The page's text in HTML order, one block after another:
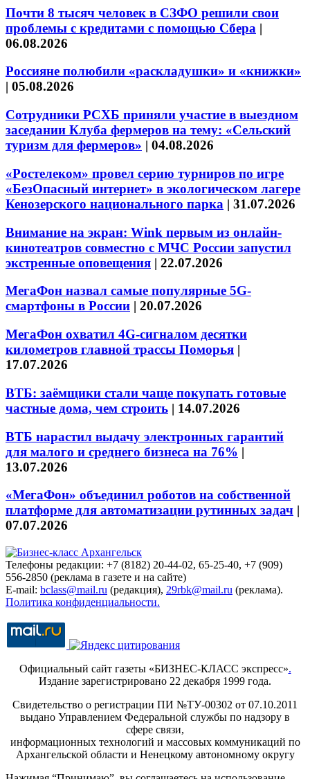
Почти 8 тысяч человек в СЗФО решили свои
проблемы с кредитами с помощью Сбера |
06.08.2026
Россияне полюбили «раскладушки» и «книжки»
| 05.08.2026
Сотрудники РСХБ приняли участие в выездном
заседании Клуба фермеров на тему: «Сельский
туризм для фермеров» | 04.08.2026
«Ростелеком» провел серию турниров по игре
«БезОпасный интернет» в экологическом лагере
Кенозерского национального парка | 31.07.2026
Внимание на экран: Wink первым из онлайн-
кинотеатров совместно с МЧС России запустил
экстренные оповещения | 22.07.2026
МегаФон назвал самые популярные 5G-
смартфоны в России | 20.07.2026
МегаФон охватил 4G-сигналом десятки
километров главной трассы Поморья |
17.07.2026
ВТБ: заёмщики стали чаще покупать готовые
частные дома, чем строить | 14.07.2026
ВТБ нарастил выдачу электронных гарантий
для малого и среднего бизнеса на 76% |
13.07.2026
«МегаФон» объединил роботов на собственной
платформе для автоматизации рутинных задач |
07.07.2026
Телефоны редакции: +7 (8182) 20-44-02, 65-25-40, +7 (909)
556-2850 (реклама в газете и на сайте)
E-mail: bclass@mail.ru (редакция), 29rbk@mail.ru (реклама).
Политика конфиденциальности.
Официальный сайт газеты «БИЗНЕС-КЛАСС экспресс».
Издание зарегистрировано 22 декабря 1999 года.
Свидетельство о регистрации ПИ №ТУ-00302 от 07.10.2011
выдано Управлением Федеральной службы по надзору в
сфере связи,
информационных технологий и массовых коммуникаций по
Архангельской области и Ненецкому автономному округу